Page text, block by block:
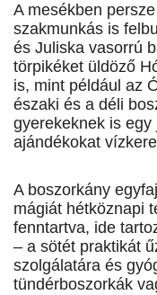
A mesékben
szakmunkás is
és Juliska vasorrú
törpikéket üldöző
is, mint például az
északi és a déli
gyerekeknek is
ajándékokat
A boszorkány
mágiát hétköznapi
fenntartva, ide
– a sötét praktikát
szolgálatára és
tündérboszorkák